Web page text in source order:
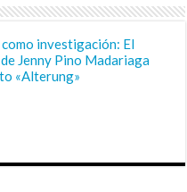
investigación: El
Jenny Pino Madariaga
«Alterung»